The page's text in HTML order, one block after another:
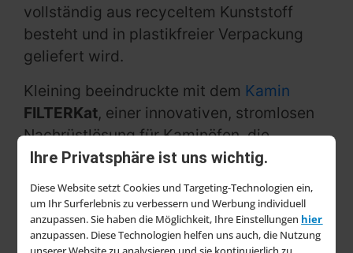
Ihre Privatsphäre ist uns wichtig.
Diese Website setzt Cookies und Targeting-Technologien ein,
um Ihr Surferlebnis zu verbessern und Werbung individuell
anzupassen. Sie haben die Möglichkeit, Ihre Einstellungen hier
anzupassen. Diese Technologien helfen uns auch, die Nutzung
vollständig aus recyceltem Kunststoff
besteht und in plastikfreier Verpackung
geliefert wird.
Kleining beeindruckte mit dem Kamin
FILTERKat, einer innovativen, stromlosen
Nachrüstlösung für Kaminöfen, die
Feinstaub und Schadstoffe drastisch
reduziert.
Laufen überzeugte mit dem weltweit
ersten elektrischen, CO₂-freien Tunnelofen